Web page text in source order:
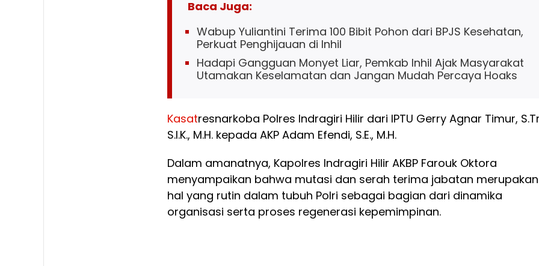
Baca Juga:
Wabup Yuliantini Terima 100 Bibit Pohon dari BPJS Kesehatan,
Perkuat Penghijauan di Inhil
Hadapi Gangguan Monyet Liar, Pemkab Inhil Ajak Masyarakat
Utamakan Keselamatan dan Jangan Mudah Percaya Hoaks
Kasatresnarkoba Polres Indragiri Hilir dari IPTU Gerry Agnar Timur,
S.I.K., M.H. kepada AKP Adam Efendi, S.E., M.H.
Dalam amanatnya, Kapolres Indragiri Hilir AKBP Farouk Oktora
menyampaikan bahwa mutasi dan serah terima jabatan merupakan
hal yang rutin dalam tubuh Polri sebagai bagian dari dinamika
organisasi serta proses regenerasi kepemimpinan.